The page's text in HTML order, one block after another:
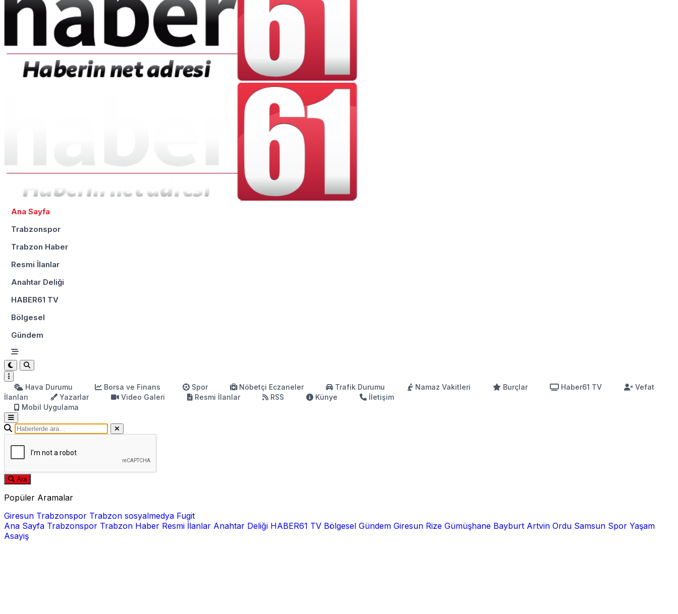
Ana Sayfa
Trabzonspor
Trabzon Haber
Resmi İlanlar
Anahtar Deliği
HABER61 TV
Bölgesel
Gündem
Hava Durumu Borsa ve Finans Spor Nöbetçi Eczaneler Trafik Durumu Namaz Vakitleri Burçlar Haber61 TV
Vefat
İlanları
Yazarlar Video Galeri Resmi İlanlar RSS Künye
İletişim
Mobil Uygulama
Ara
Popüler Aramalar
Giresun Trabzonspor Trabzon sosyalmedya Fugit
Ana Sayfa Trabzonspor Trabzon Haber Resmi İlanlar Anahtar Deliği HABER61 TV Bölgesel Gündem Giresun Rize Gümüşhane Bayburt Artvin Ordu Samsun Spor Yaşam
Asayiş